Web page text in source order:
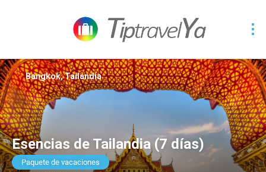
Esencias de Tailandia (7 días)
Paquete de vacaciones
Bangkok, Tailandia